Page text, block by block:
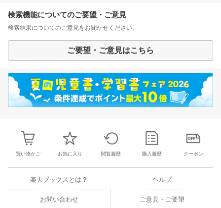
検索機能についてのご要望・ご意見
検索結果についてのご意見をお聞かせください。
ご要望・ご意見はこちら
買い物かご お気に入り 閲覧履歴 購入履歴 クーポン
楽天ブックスとは？ ヘルプ
お問い合わせ ご意見・ご要望